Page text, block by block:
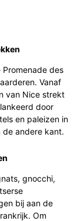
des
Vanaf
van Nice strekt
door
en paleizen in
de andere kant.
gnocchi,
bij aan de
Om